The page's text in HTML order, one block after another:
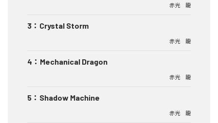
赤光 龍
3 ： Crystal Storm
赤光 龍
4 ： Mechanical Dragon
赤光 龍
5 ： Shadow Machine
赤光 龍